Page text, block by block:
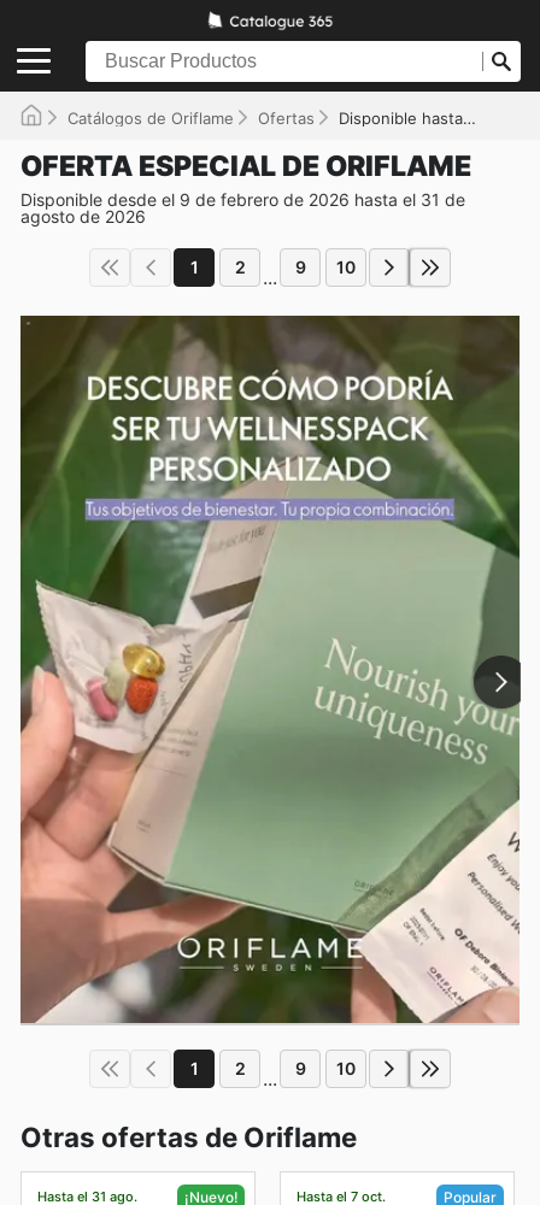
Catálogos de Oriflame Ofertas Disponible hasta el 31/08/2026
OFERTA ESPECIAL DE ORIFLAME
Disponible desde el 9 de febrero de 2026 hasta el 31 de
agosto de 2026
1 2 ... 9 10
1 2 ... 9 10
Otras ofertas de Oriflame
Hasta el 31 ago. ¡Nuevo! Hasta el 7 oct. Popular